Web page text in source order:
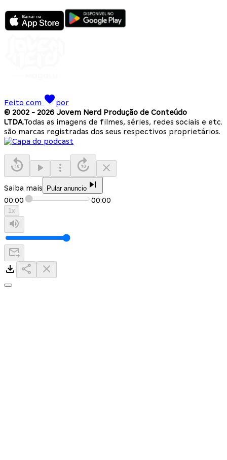
Feito com
por
© 2002 - 2026 Jovem Nerd Produção de Conteúdo
LTDA.Todas as imagens de filmes, séries, redes sociais e etc.
são marcas registradas dos seus respectivos proprietários.
Saiba mais Pular anuncio
00:00 00:00
1x